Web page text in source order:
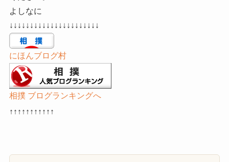
よしなに
↓↓↓↓↓↓↓↓↓↓↓↓↓↓↓↓↓↓↓↓↓↓
にほんブログ村
相撲 ブログランキングへ
↑↑↑↑↑↑↑↑ ↑↑↑